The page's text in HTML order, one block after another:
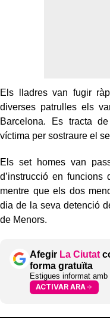
Els lladres van fugir
diverses patrulles els
Barcelona. Es tracta
víctima per sostraure el
Els set homes van
d’instrucció en funcions
mentre que els dos
dia de la seva detenció
de Menors.
Afegir La Ciutat
forma gratuïta
Estigues informat
ACTIVAR ARA